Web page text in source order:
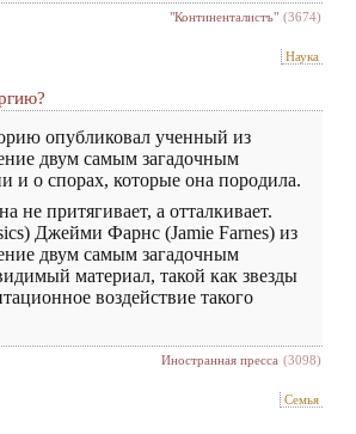
"Континенталистъ" (3674)
Наука
опубликовал ученный из
двум самым загадочным
и о спорах, которые она породила.
не притягивает, а отталкивает.
Джейми Фарнс (Jamie Farnes) из
двум самым загадочным
материал, такой как звезды
воздействие такого
Иностранная пресса (3098)
Семья